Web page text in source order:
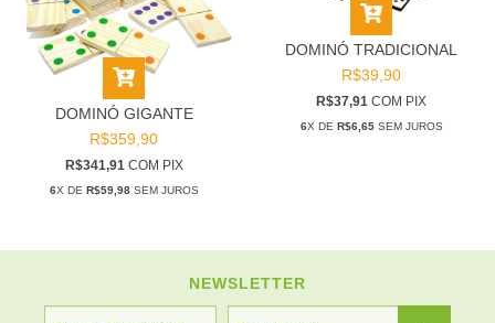
DOMINÓ GIGANTE
R$359,90
R$341,91 COM PIX
6X DE R$59,98SEM JUROS
DOMINÓ TRADICIONAL
R$39,90
R$37,91 COM PIX
6X DE R$6,65SEM JUROS
NEWSLETTER